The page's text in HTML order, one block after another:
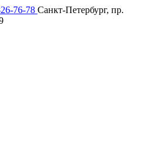
76-78 Санкт-Петербург, пр.